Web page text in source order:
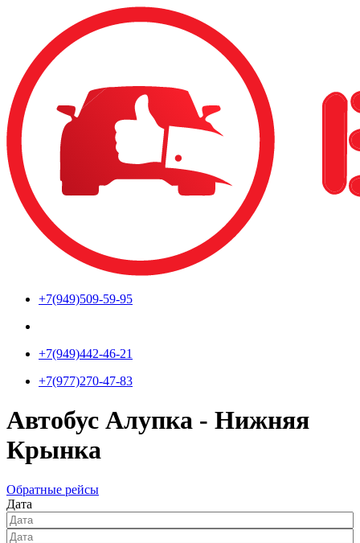
содержимому
+7(949)509-59-95
+7(949)442-46-21
+7(977)270-47-83
Автобус Алупка - Нижняя
Крынка
Обратные рейсы
Дата